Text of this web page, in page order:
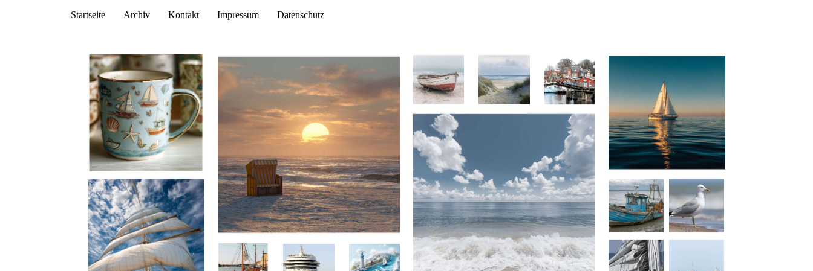
Startseite Archiv Kontakt Impressum Datenschutz